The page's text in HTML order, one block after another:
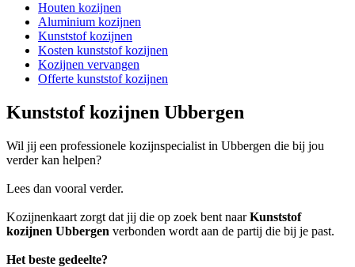
Houten kozijnen
Aluminium kozijnen
Kunststof kozijnen
Kosten kunststof kozijnen
Kozijnen vervangen
Offerte kunststof kozijnen
Kunststof kozijnen Ubbergen
Wil jij een professionele kozijnspecialist in Ubbergen die bij jou
verder kan helpen?
Lees dan vooral verder.
Kozijnenkaart zorgt dat jij die op zoek bent naarKunststof
kozijnen Ubbergen verbonden wordt aan de partij die bij je past.
Het beste gedeelte?